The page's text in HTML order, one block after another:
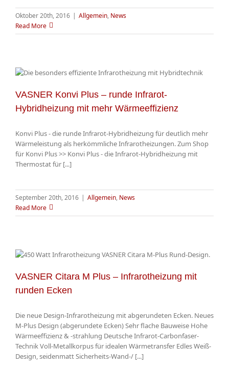
Oktober 20th, 2016 | Allgemein, News
Read More
VASNER Konvi Plus – runde Infrarot-
Hybridheizung mit mehr Wärmeeffizienz
Konvi Plus - die runde Infrarot-Hybridheizung für deutlich mehr
Wärmeleistung als herkömmliche Infrarotheizungen. Zum Shop
für Konvi Plus >> Konvi Plus - die Infrarot-Hybridheizung mit
Thermostat für [...]
September 20th, 2016 | Allgemein, News
Read More
VASNER Citara M Plus – Infrarotheizung mit
runden Ecken
Die neue Design-Infrarotheizung mit abgerundeten Ecken. Neues
M-Plus Design (abgerundete Ecken) Sehr flache Bauweise Hohe
Wärmeeffizienz & -strahlung Deutsche Infrarot-Carbonfaser-
Technik Voll-Metallkorpus für idealen Wärmetransfer Edles Weiß-
Design, seidenmatt Sicherheits-Wand-/ [...]